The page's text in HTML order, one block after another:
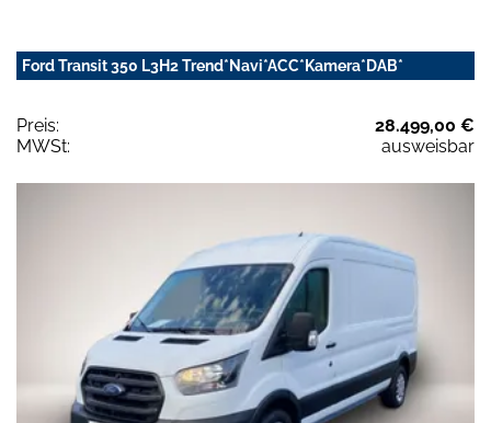
Ford Transit 350 L3H2 Trend*Navi*ACC*Kamera*DAB*
Preis:
28.499,00 €
MWSt:
ausweisbar